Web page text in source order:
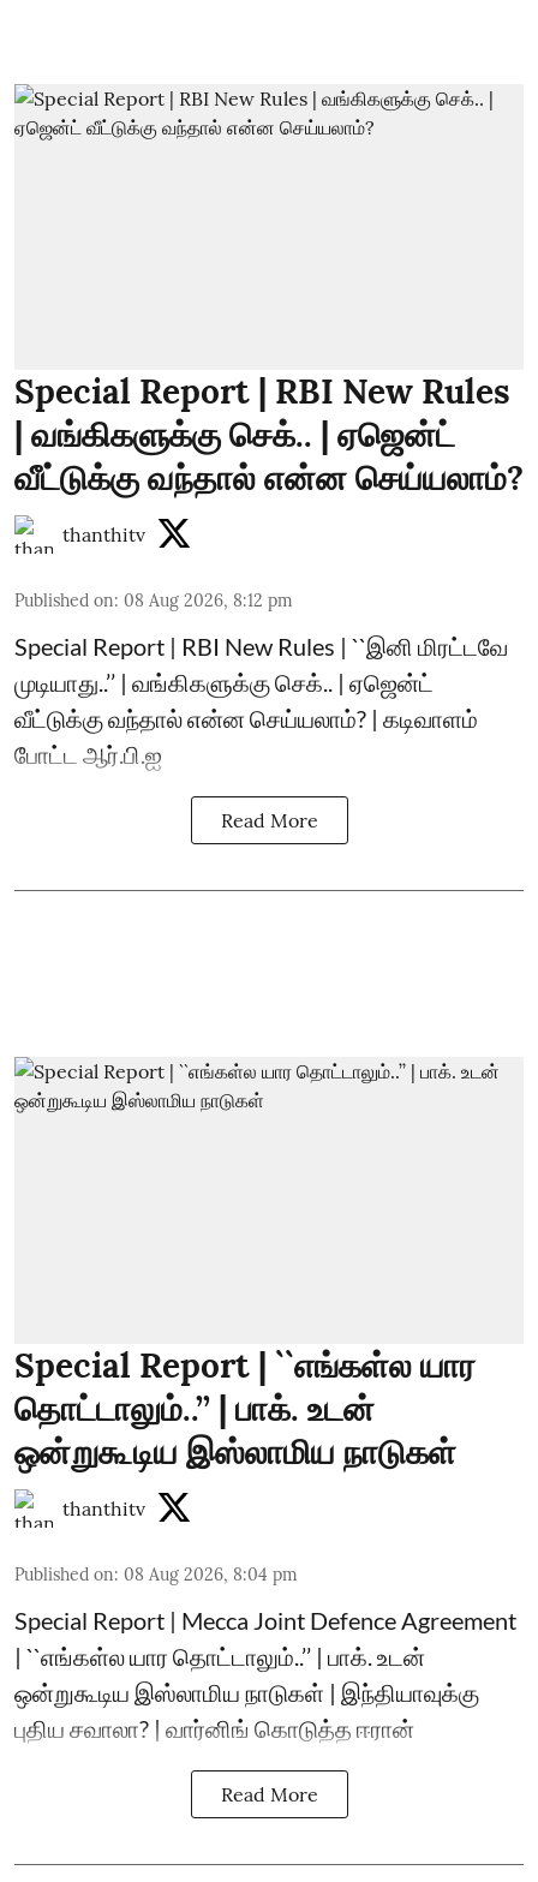
Special Report | RBI New Rules
| வங்கிகளுக்கு செக்.. | ஏஜென்ட்
வீட்டுக்கு வந்தால் என்ன செய்யலாம்?
thanthitv
Published on: 08 Aug 2026, 8:12 pm
Special Report | RBI New Rules | ``இனி மிரட்டவே
முடியாது..’’ | வங்கிகளுக்கு செக்.. | ஏஜென்ட்
வீட்டுக்கு வந்தால் என்ன செய்யலாம்? | கடிவாளம்
போட்ட ஆர்.பி.ஐ
Read More
Special Report | ``எங்கள்ல யார
தொட்டாலும்..’’ | பாக். உடன்
ஒன்றுகூடிய இஸ்லாமிய நாடுகள்
thanthitv
Published on: 08 Aug 2026, 8:04 pm
Special Report | Mecca Joint Defence Agreement
| ``எங்கள்ல யார தொட்டாலும்..’’ | பாக். உடன்
ஒன்றுகூடிய இஸ்லாமிய நாடுகள் | இந்தியாவுக்கு
புதிய சவாலா? | வார்னிங் கொடுத்த ஈரான்
Read More